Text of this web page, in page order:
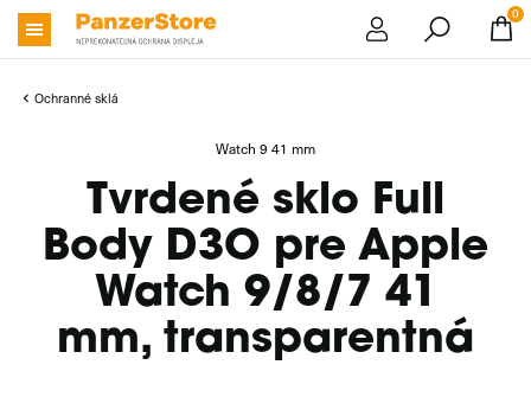
0
Ochranné sklá
Watch 9 41 mm
Tvrdené sklo Full
Body D3O pre Apple
Watch 9/8/7 41
mm, transparentná